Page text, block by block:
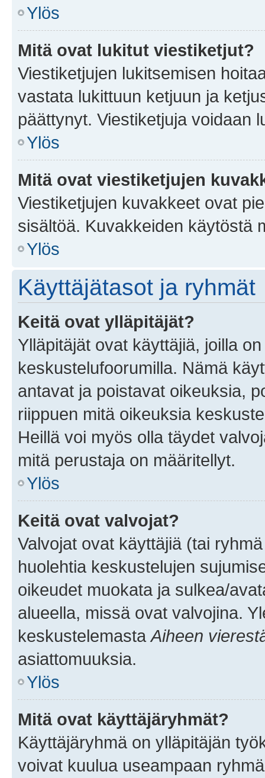
Ylös
Mitä ovat lukitut viestiketjut?
Viestiketjujen lukitsemisen
vastata lukittuun ketjuun ja
päättynyt. Viestiketjuja voidaan
Ylös
Mitä ovat viestiketjujen
Viestiketjujen kuvakkeet ovat
sisältöä. Kuvakkeiden käytöstä
Ylös
Käyttäjätasot ja ryhmät
Keitä ovat ylläpitäjät?
Ylläpitäjät ovat käyttäjiä, joilla
keskustelufoorumilla. Nämä
antavat ja poistavat oikeuksia,
riippuen mitä oikeuksia
Heillä voi myös olla täydet
mitä perustaja on määritellyt.
Ylös
Keitä ovat valvojat?
Valvojat ovat käyttäjiä (tai
huolehtia keskustelujen
oikeudet muokata ja sulkea/
alueella, missä ovat valvojina.
keskustelemasta Aiheen
asiattomuuksia.
Ylös
Mitä ovat käyttäjäryhmät?
Käyttäjäryhmä on ylläpitäjän
voivat kuulua useampaan